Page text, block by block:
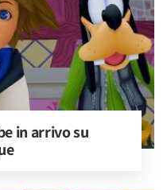
in arrivo su